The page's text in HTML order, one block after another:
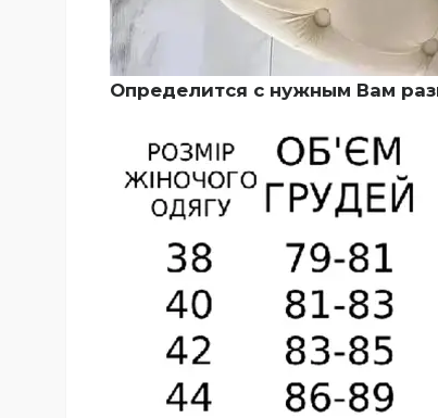
Определится с нужным Вам